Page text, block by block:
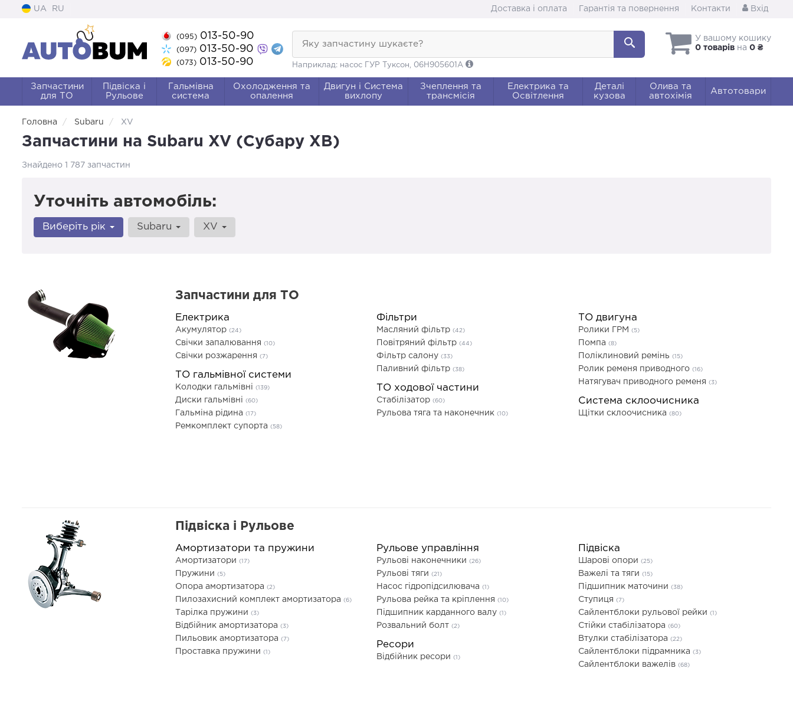
UA RU Доставка і оплата Гарантія та повернення Контакти Вхід
(095)013-50-90
(097)013-50-90
(073)013-50-90
У вашому кошику
0 товарів на 0 ₴
Яку запчастину шукаєте?
Наприклад: насос ГУР Туксон, 06H905601A
Запчастини
для ТО
Підвіска і
Рульове
Гальмівна
система
Охолодження та
опалення
Двигун і Система
вихлопу
Зчеплення та
трансмісія
Електрика та
Освітлення
Деталі
кузова
Олива та
автохімія
Автотовари
Головна Subaru XV
Запчастини на Subaru XV (Субару ХВ)
Знайдено 1 787 запчастин
Уточніть автомобіль:
Виберіть рік Subaru XV
Запчастини для ТО
Електрика
Акумулятор (24)
Свічки запалювання (10)
Свічки розжарення (7)
Фільтри
Масляний фільтр (42)
Повітряний фільтр (44)
Фільтр салону (33)
Паливний фільтр (38)
ТО двигуна
Ролики ГРМ (5)
Помпа (8)
Поліклиновий ремінь (15)
Ролик ременя приводного (16)
Натягувач приводного ременя (3)
ТО гальмівної системи
Колодки гальмівні (139)
Диски гальмівні (60)
Гальміна рідина (17)
Ремкомплект супорта (58)
ТО ходової частини
Стабілізатор (60)
Рульова тяга та наконечник (10)
Система склоочисника
Щітки склоочисника (80)
Підвіска і Рульове
Амортизатори та пружини
Амортизатори (17)
Пружини (5)
Опора амортизатора (2)
Пилозахисний комплект амортизатора (6)
Тарілка пружини (3)
Відбійник амортизатора (3)
Пильовик амортизатора (7)
Проставка пружини (1)
Рульове управління
Рульові наконечники (26)
Рульові тяги (21)
Насос гідропідсилювача (1)
Рульова рейка та кріплення (10)
Підшипник карданного валу (1)
Розвальний болт (2)
Підвіска
Шарові опори (25)
Важелі та тяги (15)
Підшипник маточини (38)
Ступиця (7)
Сайлентблоки рульової рейки (1)
Стійки стабілізатора (60)
Втулки стабілізатора (22)
Сайлентблоки підрамника (3)
Сайлентблоки важелів (68)
Ресори
Відбійник ресори (1)